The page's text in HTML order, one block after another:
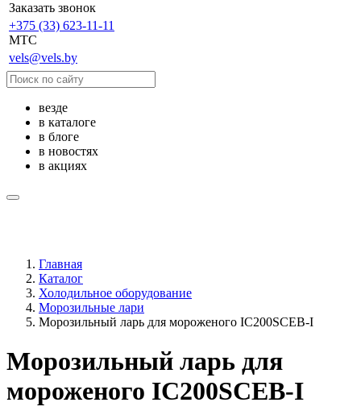
Заказать звонок
+375 (33) 623-11-11
MTC
vels@vels.by
везде
в каталоге
в блоге
в новостях
в акциях
Главная
Каталог
Холодильное оборудование
Морозильные лари
Морозильный ларь для мороженого IC200SCEB-I
Морозильный ларь для
мороженого IC200SCEB-I